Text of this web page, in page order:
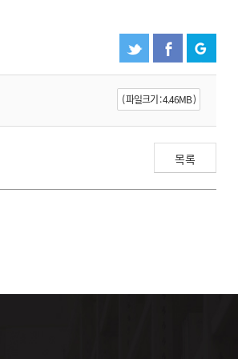
( 파일크기 : 4.46MB )
목록